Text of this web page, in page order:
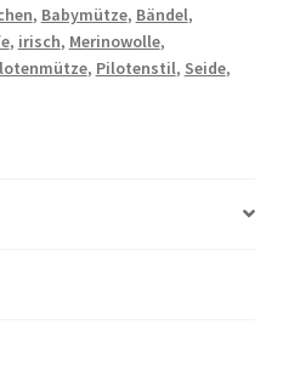
, Babymütze, Bändel,
, irisch, Merinowolle,
, Pilotenstil, Seide,